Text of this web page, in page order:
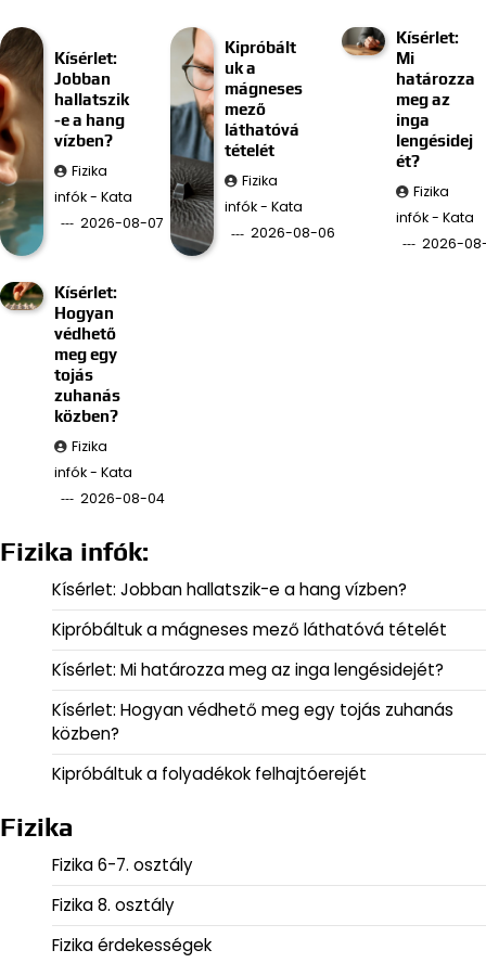
Kísérlet:
Jobban
hallatszik
-e a hang
vízben?
Fizika
infók - Kata
2026-08-07
Kipróbált
uk a
mágneses
mező
láthatóvá
tételét
Fizika
infók - Kata
2026-08-06
Kísérlet:
Mi
határozza
meg az
inga
lengésidej
ét?
Fizika
infók - Kata
2026-
Kísérlet:
Hogyan
védhető
meg egy
tojás
zuhanás
közben?
Fizika
infók - Kata
2026-08-04
Fizika infók:
Kísérlet: Jobban hallatszik-e a hang vízben?
Kipróbáltuk a mágneses mező láthatóvá tételét
Kísérlet: Mi határozza meg az inga lengésidejét?
Kísérlet: Hogyan védhető meg egy tojás zuhanás
közben?
Kipróbáltuk a folyadékok felhajtóerejét
Fizika
Fizika 6-7. osztály
Fizika 8. osztály
Fizika érdekességek